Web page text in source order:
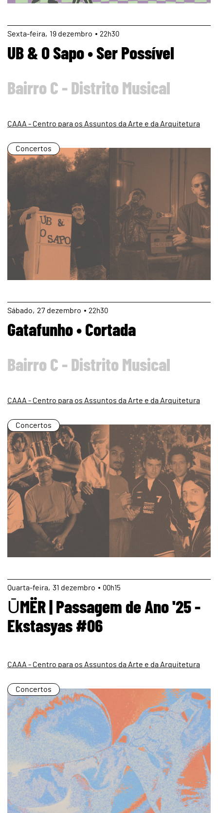
page
19 dezembro
Sexta 22h30
UB & O Sapo • Ser Possível
Bairro C - Distrito Musical
CAAA - Centro para os Assuntos da Arte e da Arquitetura
Concertos
page
27 dezembro
Sábado 22h30
Gatafunho • Cortada
Bairro C - Distrito Musical
CAAA - Centro para os Assuntos da Arte e da Arquitetura
Concertos
page
31 dezembro
Quarta 00h15
ŪMËR | Passagem de Ano '25 -
Ekstasyas #06
CAAA - Centro para os Assuntos da Arte e da Arquitetura
Concertos